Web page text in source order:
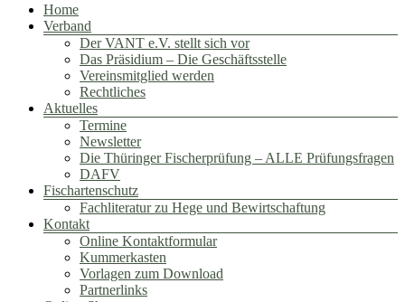
Menü
Home
Verband
Der VANT e.V. stellt sich vor
Das Präsidium – Die Geschäftsstelle
Vereinsmitglied werden
Rechtliches
Aktuelles
Termine
Newsletter
Die Thüringer Fischerprüfung – ALLE Prüfungsfragen
DAFV
Fischartenschutz
Fachliteratur zu Hege und Bewirtschaftung
Kontakt
Online Kontaktformular
Kummerkasten
Vorlagen zum Download
Partnerlinks